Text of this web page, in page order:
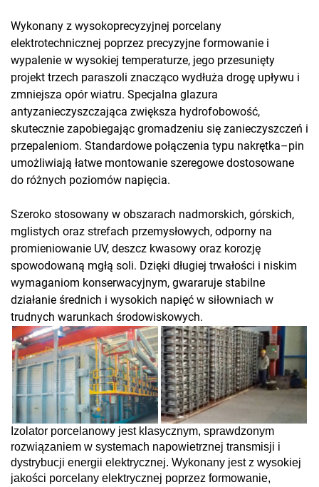
Wykonany z wysokoprecyzyjnej porcelany
elektrotechnicznej poprzez precyzyjne formowanie i
wypalenie w wysokiej temperaturze, jego przesunięty
projekt trzech paraszoli znacząco wydłuża drogę upływu i
zmniejsza opór wiatru. Specjalna glazura
antyzanieczyszczająca zwiększa hydrofobowość,
skutecznie zapobiegając gromadzeniu się zanieczyszczeń i
przepaleniom. Standardowe połączenia typu nakrętka–pin
umożliwiają łatwe montowanie szeregowe dostosowane
do różnych poziomów napięcia.
Szeroko stosowany w obszarach nadmorskich, górskich,
mglistych oraz strefach przemysłowych, odporny na
promieniowanie UV, deszcz kwasowy oraz korozję
spowodowaną mgłą soli. Dzięki długiej trwałości i niskim
wymaganiom konserwacyjnym, gwararuje stabilne
działanie średnich i wysokich napięć w siłowniach w
trudnych warunkach środowiskowych.
Izolator porcelanowy jest klasycznym, sprawdzonym
rozwiązaniem w systemach napowietrznej transmisji i
dystrybucji energii elektrycznej. Wykonany jest z wysokiej
jakości porcelany elektrycznej poprzez formowanie,